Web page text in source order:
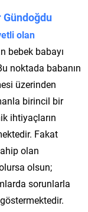
olan
bebek babayı
noktada babanın
üzerinden
birincil bir
ihtiyaçların
Fakat
olan
olsun;
sorunlarla